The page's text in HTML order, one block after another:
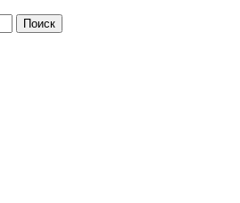
Поиск